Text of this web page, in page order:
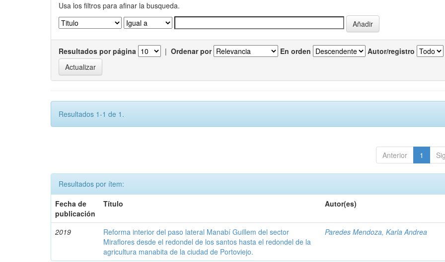
Usa los filtros para afinar la busqueda.
Resultados por página | Ordenar por En orden Autor/registro
Resultados 1-1 de 1.
Anterior 1
Resultados por ítem:
Fecha de
publicación
Título Autor(es)
2019
Reforma interior del paso lateral Manabí Guillem del sector
Miraflores desde el redondel de los santos hasta el redondel de la
agricultura manabita de la ciudad de Portoviejo.
Paredes Mendoza, Karla Andrea